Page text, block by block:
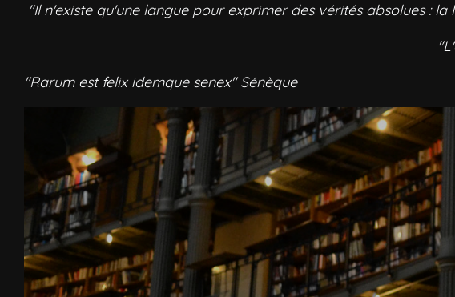
"Il n'existe qu'une langue pour exprimer des vérités absolues : la
"Rarum est felix idemque senex" Sénèque